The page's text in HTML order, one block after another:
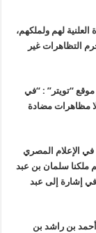
لهم ولملكهم،
التظاهرات غير
“تويتر” : “في
مظاهرات مضادة
الإعلام المصري
سلمان بن عبد
في إشارة إلى عبد
أحمد بن راشد بن